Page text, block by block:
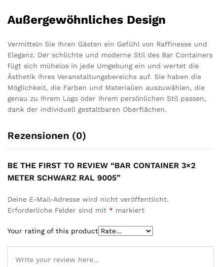
Außergewöhnliches Design
Vermitteln Sie Ihren Gästen ein Gefühl von Raffinesse und
Eleganz. Der schlichte und moderne Stil des Bar Containers
fügt sich mühelos in jede Umgebung ein und wertet die
Ästhetik Ihres Veranstaltungsbereichs auf. Sie haben die
Möglichkeit, die Farben und Materialien auszuwählen, die
genau zu Ihrem Logo oder Ihrem persönlichen Stil passen,
dank der individuell gestaltbaren Oberflächen.
Rezensionen (0)
BE THE FIRST TO REVIEW “BAR CONTAINER 3×2
METER SCHWARZ RAL 9005”
Deine E-Mail-Adresse wird nicht veröffentlicht.
Erforderliche Felder sind mit * markiert
Your rating of this product